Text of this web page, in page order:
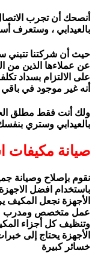
أنصحك أن تجرب
بالعيدابي ، وستعرف
حيث أن شركتنا تتبني
عن عملاءها الذين من
على الالتزام بسداد
أنه غير موجود في
ولك أنت فقط مطلق
بالعيدابي وستري
صيانة مكيفات
نقوم بإصلاح وصيانة
باستخدام افضل
الأجهزة نجعل المكيف
عمل متخصص ومدرب
وتنظيف كل أجزاء
الأجهزة يحتاج إلى
خسائر كبيرة